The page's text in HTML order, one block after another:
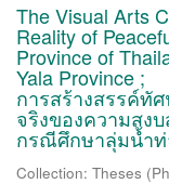
The Visual Arts
Reality of
Province of
Yala Province ;
การสร้างสรรค์ทั
จริงของความสง
กรณีศึกษาลุ่มน้ำท่
Collection: Theses